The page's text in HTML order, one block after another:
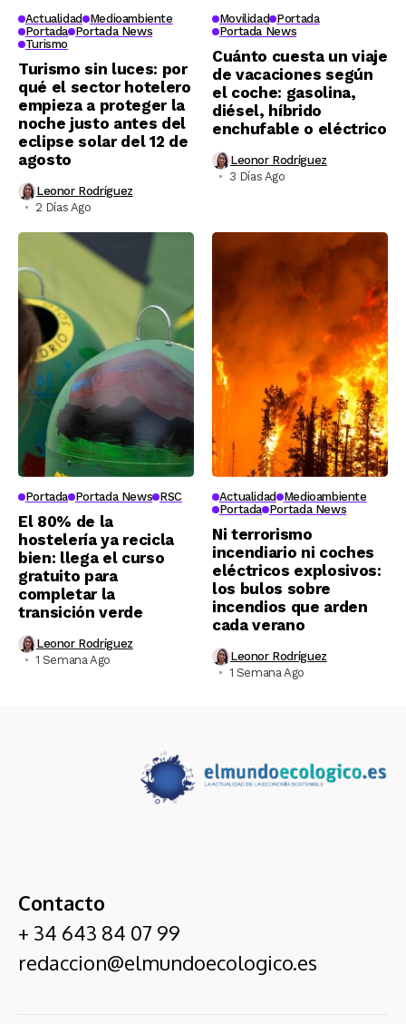
Actualidad
Medioambiente
Portada Portada News
Turismo
Turismo sin luces: por
qué el sector hotelero
empieza a proteger la
noche justo antes del
eclipse solar del 12 de
agosto
Leonor Rodríguez
2 Días Ago
Movilidad Portada
Portada News
Cuánto cuesta un viaje
de vacaciones según
el coche: gasolina,
diésel, híbrido
enchufable o eléctrico
Leonor Rodríguez
3 Días Ago
Portada Portada News RSC
El 80% de la
hostelería ya recicla
bien: llega el curso
gratuito para
completar la
transición verde
Leonor Rodríguez
1 Semana Ago
Actualidad
Medioambiente
Portada Portada News
Ni terrorismo
incendiario ni coches
eléctricos explosivos:
los bulos sobre
incendios que arden
cada verano
Leonor Rodríguez
1 Semana Ago
Contacto
+ 34 643 84 07 99
redaccion@elmundoecologico.es